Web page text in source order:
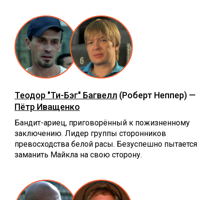
Теодор "Ти-Бэг" Багвелл (Роберт Неппер) —
Пётр Иващенко
Бандит-ариец, приговорённый к пожизненному
заключению. Лидер группы сторонников
превосходства белой расы. Безуспешно пытается
заманить Майкла на свою сторону.